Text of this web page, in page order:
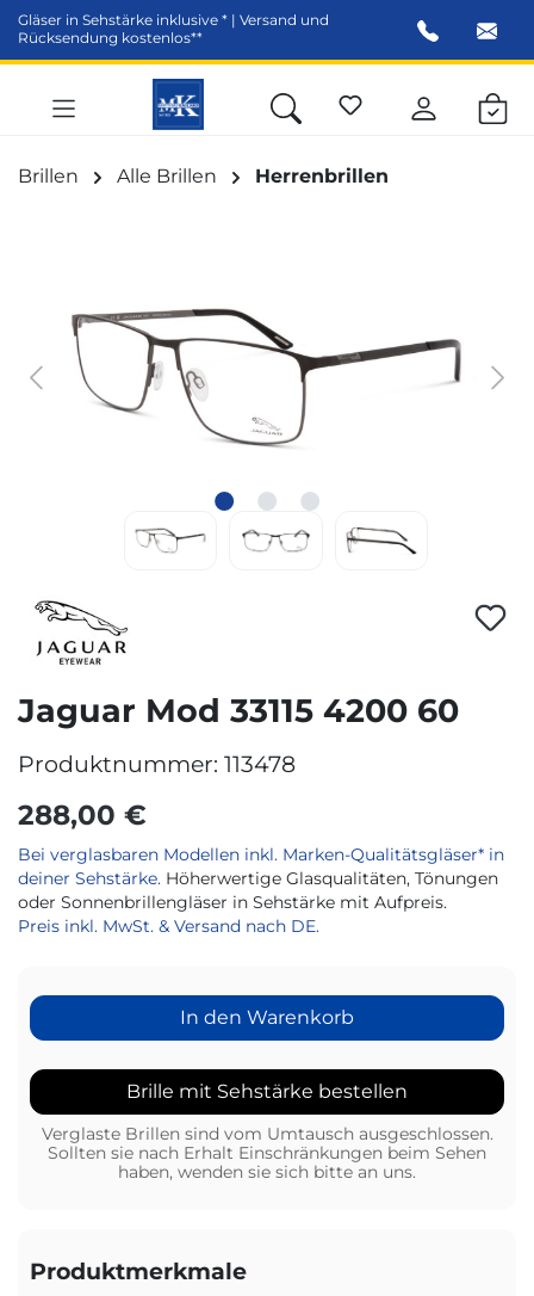
springen
Gläser in Sehstärke inklusive * | Versand und
Rücksendung kostenlos**
Brillen Alle Brillen Herrenbrillen
Jaguar Mod 33115 4200 60
Produktnummer: 113478
288,00 €
Bei verglasbaren Modellen inkl. Marken-Qualitätsgläser* in
deiner Sehstärke. Höherwertige Glasqualitäten, Tönungen
oder Sonnenbrillengläser in Sehstärke mit Aufpreis.
Preis inkl. MwSt. & Versand nach DE.
In den Warenkorb
Brille mit Sehstärke bestellen
Verglaste Brillen sind vom Umtausch ausgeschlossen.
Sollten sie nach Erhalt Einschränkungen beim Sehen
haben, wenden sie sich bitte an uns.
Produktmerkmale